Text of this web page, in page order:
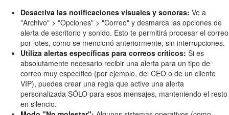
Desactiva las notificaciones visuales y sonoras: Ve a
"Archivo" > "Opciones" > "Correo" y desmarca las opciones de
alerta de escritorio y sonido. Esto te permitirá procesar el correo
por lotes, como se mencionó anteriormente, sin interrupciones.
Utiliza alertas específicas para correos críticos: Si es
absolutamente necesario recibir una alerta para un tipo de
correo muy específico (por ejemplo, del CEO o de un cliente
VIP), puedes crear una regla que active una alerta
personalizada SÓLO para esos mensajes, manteniendo el resto
en silencio.